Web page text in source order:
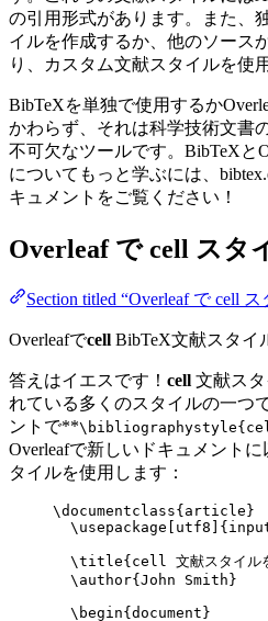
の引用形式があります。また、
イルを作成するか、他のソース
り、カスタム文献スタイルを使
BibTeXを単独で使用するか
かわらず、それは科学技術文書
不可欠なツールです。BibTeXと
についてもっと学ぶには、
キュメントをご覧ください！
Overleaf でcell スタ
Section titled “Overleaf で cell
Overleafでcell BibTeX文献スタイ
答えはイエスです！ cell 文献スタ
れている多くのスタイルの一つ
ントで**
Overleafで新しいドキュメント
タイルを使用します：
\documentclass{ article }
\usepackage
utf8 ]{
\title{cell 文献スタイル
\author{John Smith}
\begin{ document }